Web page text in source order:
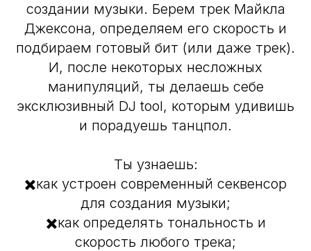
создании музыки. Берем трек Майкла
Джексона, определяем его скорость и
подбираем готовый бит (или даже трек).
И, после некоторых несложных
манипуляций, ты делаешь себе
эксклюзивный DJ tool, которым удивишь
и порадуешь танцпол.
Ты узнаешь:
✖️как устроен современный секвенсор
для создания музыки;
✖️как определять тональность и
скорость любого трека;